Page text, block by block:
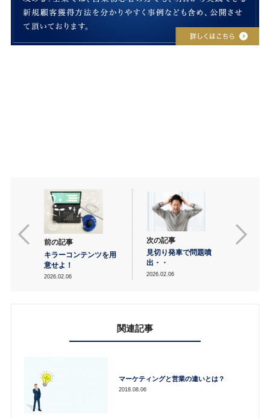
前の記事
キラーコンテンツを用
意せよ！
2026.02.06
次の記事
見切り発車で問題噴
出・・
2026.02.06
関連記事
マーケティングと営業の違いとは？
2018.08.06